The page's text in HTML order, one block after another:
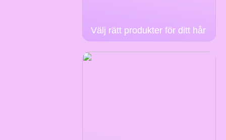
Välj rätt produkter för ditt hår